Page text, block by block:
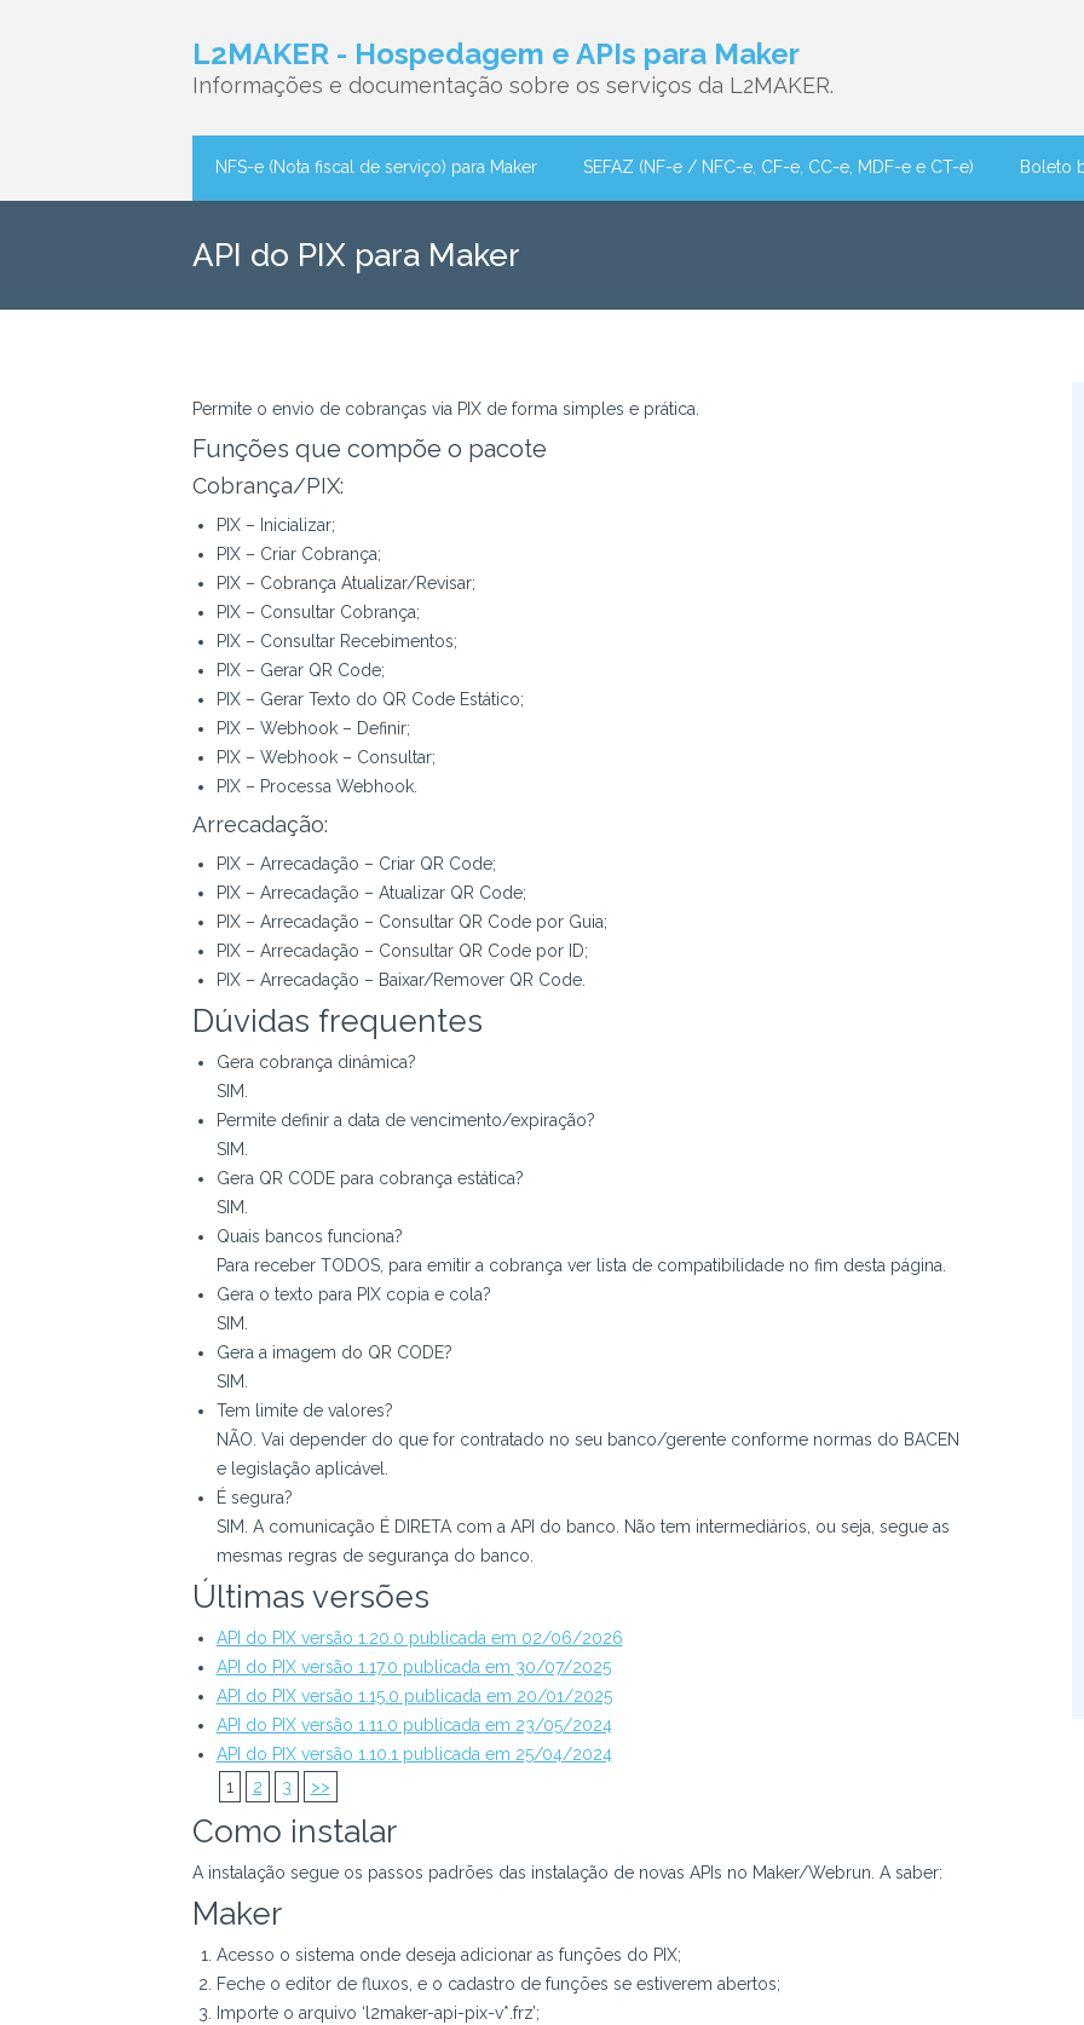
L2MAKER - Hospedagem e APIs para Maker
Informações e documentação sobre os serviços da L2MAKER.
NFS-e (Nota fiscal de serviço) para Maker SEFAZ (NF-e / NFC-e, CF-e, CC-e, MDF-e e CT-e) Boleto
API do PIX para Maker
Permite o envio de cobranças via PIX de forma simples e prática.
Funções que compõe o pacote
Cobrança/PIX:
PIX – Inicializar;
PIX – Criar Cobrança;
PIX – Cobrança Atualizar/Revisar;
PIX – Consultar Cobrança;
PIX – Consultar Recebimentos;
PIX – Gerar QR Code;
PIX – Gerar Texto do QR Code Estático;
PIX – Webhook – Definir;
PIX – Webhook – Consultar;
PIX – Processa Webhook.
Arrecadação:
PIX – Arrecadação – Criar QR Code;
PIX – Arrecadação – Atualizar QR Code;
PIX – Arrecadação – Consultar QR Code por Guia;
PIX – Arrecadação – Consultar QR Code por ID;
PIX – Arrecadação – Baixar/Remover QR Code.
Dúvidas frequentes
Gera cobrança dinâmica?
SIM.
Permite definir a data de vencimento/expiração?
SIM.
Gera QR CODE para cobrança estática?
SIM.
Quais bancos funciona?
Para receber TODOS, para emitir a cobrança ver lista de compatibilidade no fim desta página.
Gera o texto para PIX copia e cola?
SIM.
Gera a imagem do QR CODE?
SIM.
Tem limite de valores?
NÃO. Vai depender do que for contratado no seu banco/gerente conforme normas do BACEN
e legislação aplicável.
É segura?
SIM. A comunicação É DIRETA com a API do banco. Não tem intermediários, ou seja, segue as
mesmas regras de segurança do banco.
Últimas versões
API do PIX versão 1.20.0 publicada em 02/06/2026
API do PIX versão 1.17.0 publicada em 30/07/2025
API do PIX versão 1.15.0 publicada em 20/01/2025
API do PIX versão 1.11.0 publicada em 23/05/2024
API do PIX versão 1.10.1 publicada em 25/04/2024
1
2 3 >>
Como instalar
A instalação segue os passos padrões das instalação de novas APIs no Maker/Webrun. A saber:
Maker
Acesso o sistema onde deseja adicionar as funções do PIX;
Feche o editor de fluxos, e o cadastro de funções se estiverem abertos;
Importe o arquivo ‘l2maker-api-pix-v*.frz’;